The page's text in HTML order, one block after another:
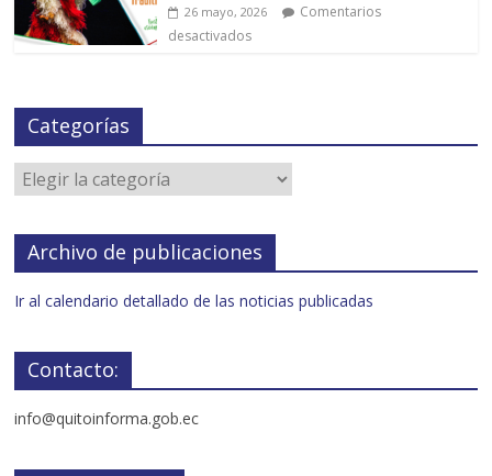
26 mayo, 2026
Comentarios
desactivados
Categorías
Archivo de publicaciones
Ir al calendario detallado de las noticias publicadas
Contacto:
info@quitoinforma.gob.ec